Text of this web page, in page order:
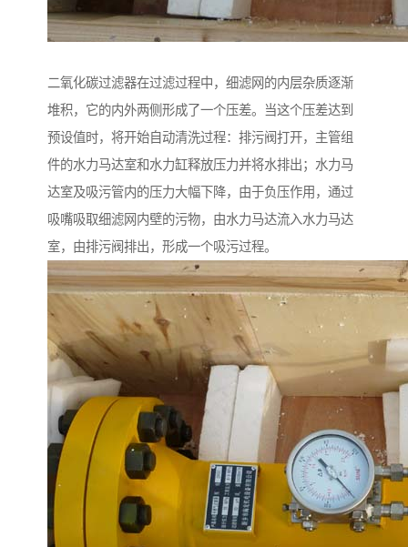
二氧化碳过滤器在过滤过程中，细滤网的内层杂质逐渐
堆积，它的内外两侧形成了一个压差。当这个压差达到
预设值时，将开始自动清洗过程：排污阀打开，主管组
件的水力马达室和水力缸释放压力并将水排出；水力马
达室及吸污管内的压力大幅下降，由于负压作用，通过
吸嘴吸取细滤网内壁的污物，由水力马达流入水力马达
室，由排污阀排出，形成一个吸污过程。